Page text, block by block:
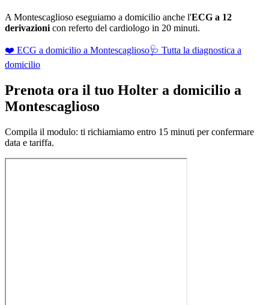
A Montescaglioso eseguiamo a domicilio anche l'ECG a 12
derivazioni con referto del cardiologo in 20 minuti.
❤️ ECG a domicilio a Montescaglioso🩺 Tutta la diagnostica a
domicilio
Prenota ora il tuo Holter a domicilio a
Montescaglioso
Compila il modulo: ti richiamiamo entro 15 minuti per confermare
data e tariffa.